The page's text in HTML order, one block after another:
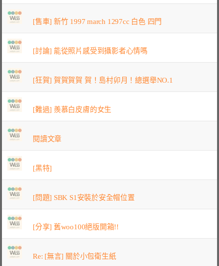
[售車] 新竹 1997 march 1297cc 白色 四門
[討論] 能從照片感受到攝影者心情嗎
[狂賀] 賀賀賀賀 賀！島村卯月！總選舉NO.1
[難過] 羨慕白皮膚的女生
閱讀文章
[黑特]
[問題] SBK S1安裝於安全帽位置
[分享] 舊woo100絕版開箱!!
Re: [無言] 關於小包衛生紙